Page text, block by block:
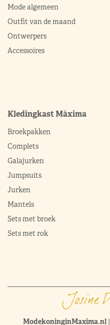
Mode algemeen
Outfit van de maand
Ontwerpers
Accessoires
Kledingkast Máxima
Broekpakken
Complets
Galajurken
Jumpsuits
Jurken
Mantels
Sets met broek
Sets met rok
ModekoninginMaxima.nl|